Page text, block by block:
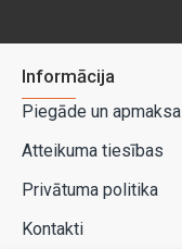
Informācija
Piegāde un apmaksa
Atteikuma tiesības
Privātuma politika
Kontakti